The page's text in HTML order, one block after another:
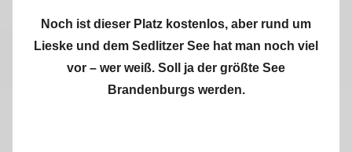
Noch ist dieser Platz kostenlos, aber rund um
Lieske und dem Sedlitzer See hat man noch viel
vor – wer weiß. Soll ja der größte See
Brandenburgs werden.